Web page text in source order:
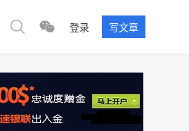
登录 写文章